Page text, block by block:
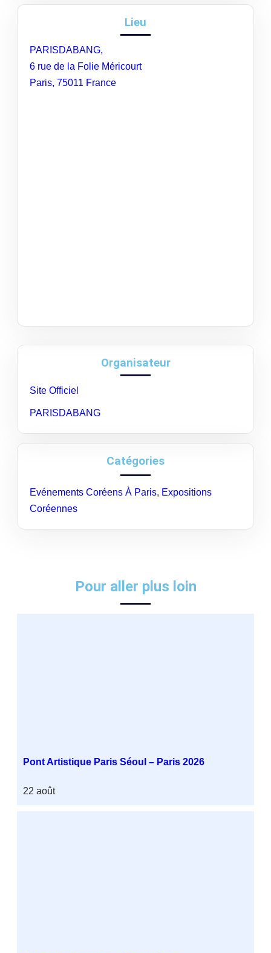
Lieu
PARISDABANG,
6 rue de la Folie Méricourt
Paris, 75011 France
Organisateur
Site Officiel
PARISDABANG
Catégories
Evénements Coréens À Paris, Expositions
Coréennes
Pour aller plus loin
Pont Artistique Paris Séoul – Paris 2026
22 août